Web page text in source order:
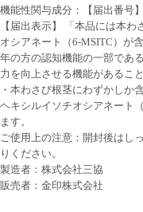
機能性関与成分：【届出番号
【届出表示】 「本品には本
オシアネート（6-MSITC）が
年の方の認知機能の一部であ
力を向上させる機能があるこ
・本わさび根茎にわずかしか
ヘキシルイソチオシアネート
ます。
ご使用上の注意：開封後はし
りください。
製造者：株式会社三協
販売者：金印株式会社